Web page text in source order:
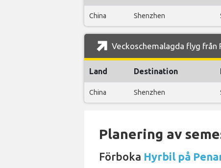
China Shenzhen
Veckoschemalagda flyg från
Land Destination
China Shenzhen
Planering av
Förboka Hyrbil på